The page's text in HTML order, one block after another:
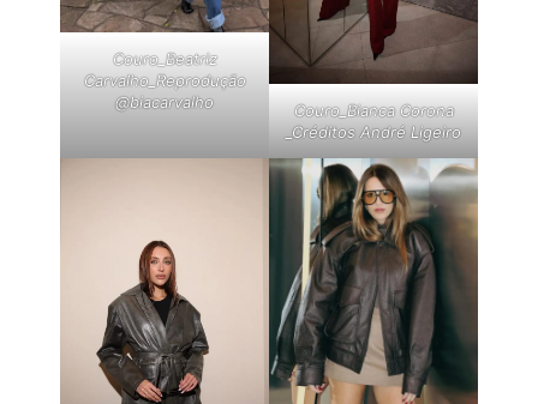
Couro_Beatriz
Carvalho_Reprodução
@biacarvalho
Couro_Bianca Corona
_Créditos André Ligeiro